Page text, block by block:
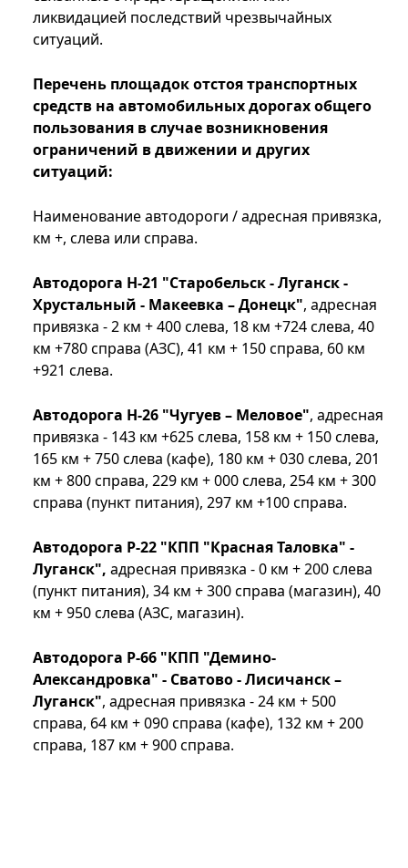
ликвидацией последствий чрезвычайных
ситуаций.
Перечень площадок отстоя транспортных
средств на автомобильных дорогах общего
пользования в случае возникновения
ограничений в движении и других
ситуаций:
Наименование автодороги / адресная привязка,
км +, слева или справа.
Автодорога Н-21 "Старобельск - Луганск -
Хрустальный - Макеевка – Донецк", адресная
привязка - 2 км + 400 слева, 18 км +724 слева, 40
км +780 справа (АЗС), 41 км + 150 справа, 60 км
+921 слева.
Автодорога Н-26 "Чугуев – Меловое", адресная
привязка - 143 км +625 слева, 158 км + 150 слева,
165 км + 750 слева (кафе), 180 км + 030 слева, 201
км + 800 справа, 229 км + 000 слева, 254 км + 300
справа (пункт питания), 297 км +100 справа.
Автодорога Р-22 "КПП "Красная Таловка" -
Луганск", адресная привязка - 0 км + 200 слева
(пункт питания), 34 км + 300 справа (магазин), 40
км + 950 слева (АЗС, магазин).
Автодорога Р-66 "КПП "Демино-
Александровка" - Сватово - Лисичанск –
Луганск", адресная привязка - 24 км + 500
справа, 64 км + 090 справа (кафе), 132 км + 200
справа, 187 км + 900 справа.